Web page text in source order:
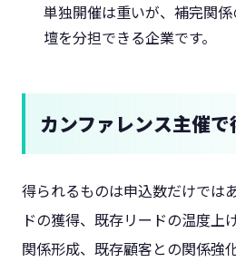
単独開催は重いが、補完関
壇を分担できる企業です。
カンファレンス主催
得られるものは申込数だけでは
ドの獲得、既存リードの温度上
関係形成、既存顧客との関係強